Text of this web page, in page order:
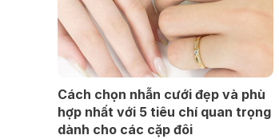
Cách chọn nhẫn cưới đẹp và phù
hợp nhất với 5 tiêu chí quan trọng
dành cho các cặp đôi